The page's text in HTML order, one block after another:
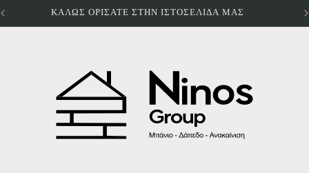
ΚΑΛΩΣ ΟΡΙΣΑΤΕ ΣΤΗΝ ΙΣΤΟΣΕΛΙΔΑ ΜΑΣ